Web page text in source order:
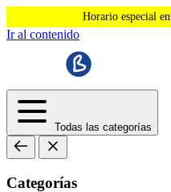
Horario especial en
Ir al contenido
Todas las categorías
Categorías